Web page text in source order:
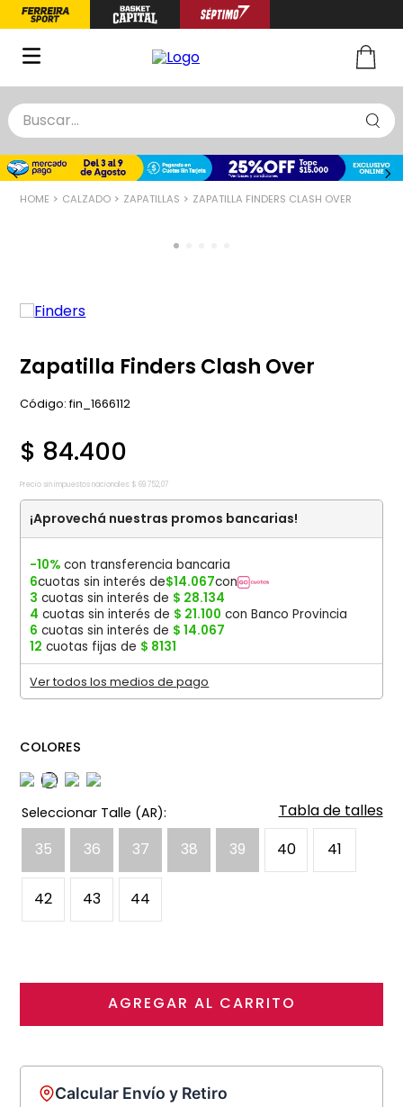
Buscar...
CALZADO ZAPATILLAS ZAPATILLA FINDERS CLASH OVER
Zapatilla Finders Clash Over
:fin_1666112
$ 84.400
Precio sin impuestos nacionales: $ 69.752,07
¡Aprovechá nuestras promos bancarias!
-10% con transferencia bancaria
6cuotas sin interés de$14.067con
3 cuotas sin interés de $ 28.134
4 cuotas sin interés de $ 21.100 con Banco Provincia
6 cuotas sin interés de $ 14.067
12 cuotas fijas de $ 8131
Ver todos los medios de pago
COLORES
35 36 37 38 39 40 41
42 43 44
Tabla de talles
AGREGAR AL CARRITO
Calcular Envío y Retiro
TÉRMINOS MÁS BUSCADOS
1.
zapatillas basquet
5. chinelas